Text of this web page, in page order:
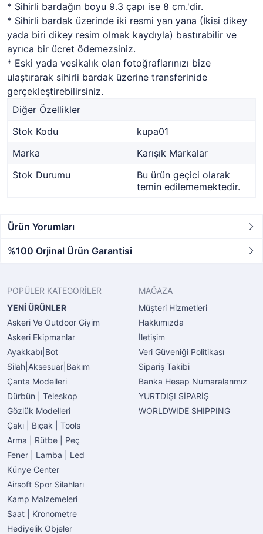
* Sihirli bardağın boyu 9.3 çapı ise 8 cm.'dir.
* Sihirli bardak üzerinde iki resmi yan yana (İkisi dikey
yada biri dikey resim olmak kaydıyla) bastırabilir ve
ayrıca bir ücret ödemezsiniz.
* Eski yada vesikalık olan fotoğraflarınızı bize
ulaştırarak sihirli bardak üzerine transferinide
gerçekleştirebilirsiniz.
Diğer Özellikler
Stok Kodu
kupa01
Marka
Karışık Markalar
Stok Durumu
Bu ürün geçici olarak
temin edilememektedir.
Ürün Yorumları
%100 Orjinal Ürün Garantisi
POPÜLER KATEGORİLER
YENİ ÜRÜNLER
Askeri Ve Outdoor Giyim
Askeri Ekipmanlar
Ayakkabı|Bot
Silah|Aksesuar|Bakım
Çanta Modelleri
Dürbün | Teleskop
Gözlük Modelleri
Çakı | Bıçak | Tools
Arma | Rütbe | Peç
Fener | Lamba | Led
Künye Center
Airsoft Spor Silahları
Kamp Malzemeleri
Saat | Kronometre
Hediyelik Objeler
MAĞAZA
Müşteri Hizmetleri
Hakkımızda
İletişim
Veri Güveniği Politikası
Sipariş Takibi
Banka Hesap Numaralarımız
YURTDIŞI SİPARİŞ
WORLDWIDE SHIPPING